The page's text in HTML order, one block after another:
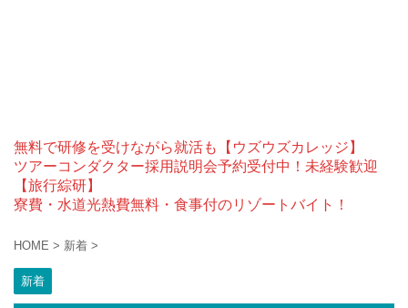
無料で研修を受けながら就活も【ウズウズカレッジ】
ツアーコンダクター採用説明会予約受付中！未経験歓迎
【旅行綜研】
寮費・水道光熱費無料・食事付のリゾートバイト！
HOME > 新着 >
新着